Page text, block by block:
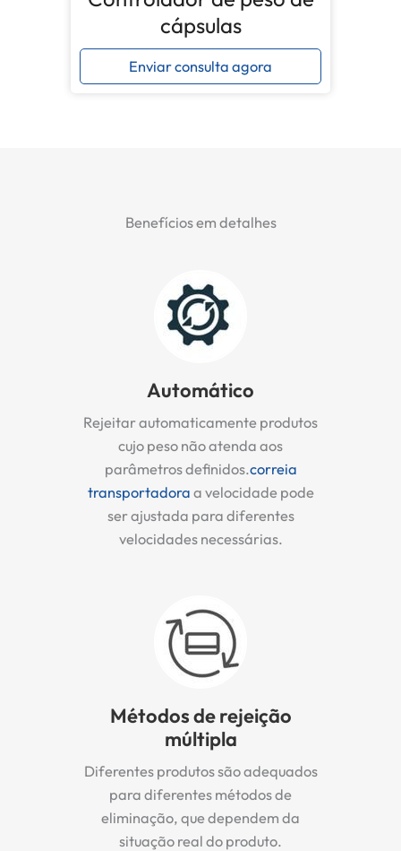
cápsulas
Enviar consulta agora
Benefícios em detalhes
Automático
Rejeitar automaticamente produtos
cujo peso não atenda aos
parâmetros definidos.correia
transportadora a velocidade pode
ser ajustada para diferentes
velocidades necessárias.
Métodos de rejeição
múltipla
Diferentes produtos são adequados
para diferentes métodos de
eliminação, que dependem da
situação real do produto.